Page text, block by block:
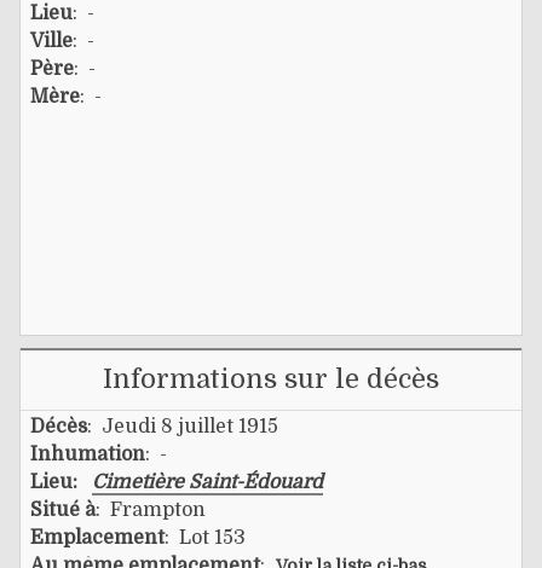
Lieu: -
Ville: -
Père: -
Mère: -
Informations sur le décès
Décès: Jeudi 8 juillet 1915
Inhumation: -
Lieu:
Cimetière Saint-Édouard
Situé à: Frampton
Emplacement: Lot 153